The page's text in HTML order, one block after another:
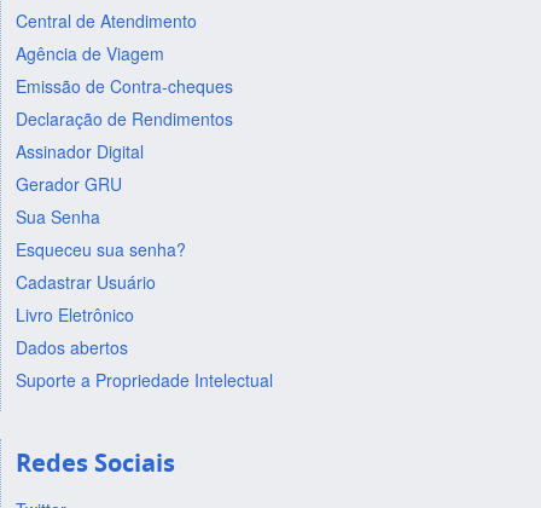
Central de Atendimento
Agência de Viagem
Emissão de Contra-cheques
Declaração de Rendimentos
Assinador Digital
Gerador GRU
Sua Senha
Esqueceu sua senha?
Cadastrar Usuário
Livro Eletrônico
Dados abertos
Suporte a Propriedade Intelectual
Redes Sociais